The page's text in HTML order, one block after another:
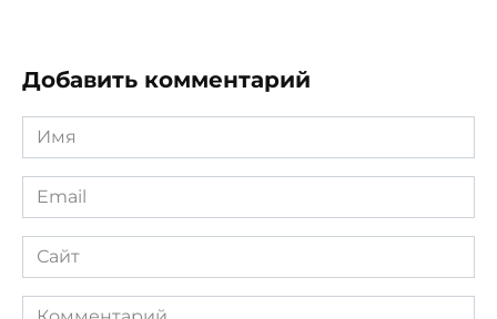
Добавить комментарий
Имя
Email
Сайт
Комментарий